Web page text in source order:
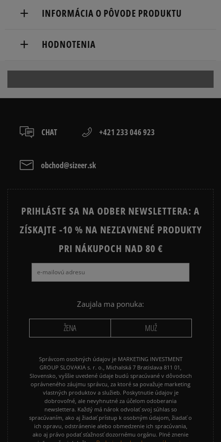
Dostupné spôsoby doručenia:
slovenská pošta - na adresu,
osobné prevzatie v predajni.
kartou,
INFORMÁCIA O PÔVODE PRODUKTU
Lichtstr. 25HODNOTENIA
CHAT +421 233 046 923
obchod@sizeer.sk
PRIHLÁSTE SA NA ODBER NEWSLETTERA: A
ZÍSKAJTE -10 % NA NEZĽAVNENÉ PRODUKTY
PRI NÁKUPOCH NAD 80 €
Zaujala ma ponuka:
ŽENA MUŽ
Správcom osobných údajov je MARKETING INVESTMENT
GROUP SLOVAKIA s. r. o., Michalská 7 Bratislava 811 01,
Slovensko, vyššie uvedené údaje budú spracúvané v dôvodoch
oprávneného záujmu správcu, za ktoré sa považuje marketing
vlastných produktov a služieb. Poskytnutie údajov je
dobrovoľné, ale nevyhnutné za účelom odoberania
newslettera. Každý má nárok odvolať svoj súhlas so
spracúvaním, ako aj žiadať prístup k osobným údajom, žiadať o
ich opravu, odstránenie alebo obmedzenie ich spracúvania,
ako aj právo podať sťažnosť dozornému orgánu. Plné znenie